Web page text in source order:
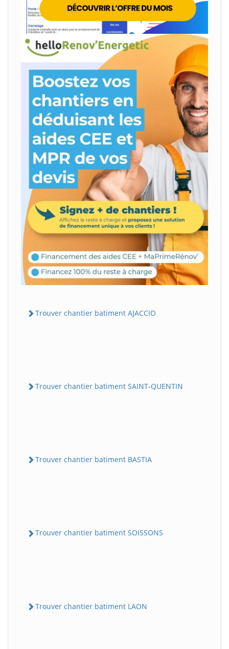
Trouver chantier batiment AJACCIO
Trouver chantier batiment SAINT-QUENTIN
Trouver chantier batiment BASTIA
Trouver chantier batiment SOISSONS
Trouver chantier batiment LAON